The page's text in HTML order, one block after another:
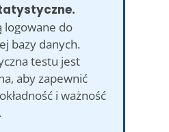
logowane do
bazy danych.
testu jest
aby zapewnić
i ważność